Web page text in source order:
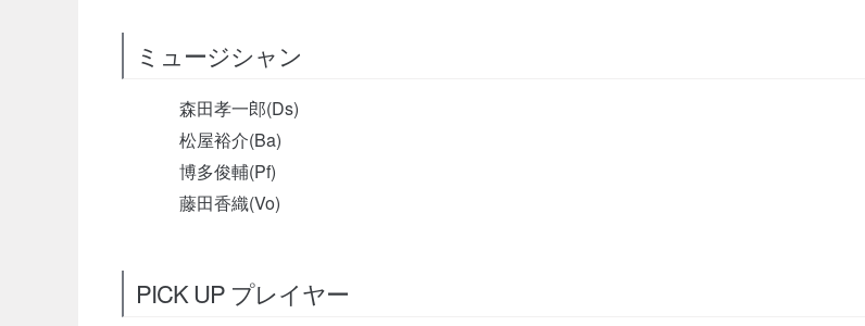
ミュージシャン
森田孝一郎(Ds)
松屋裕介(Ba)
博多俊輔(Pf)
藤田香織(Vo)
PICK UP プレイヤー